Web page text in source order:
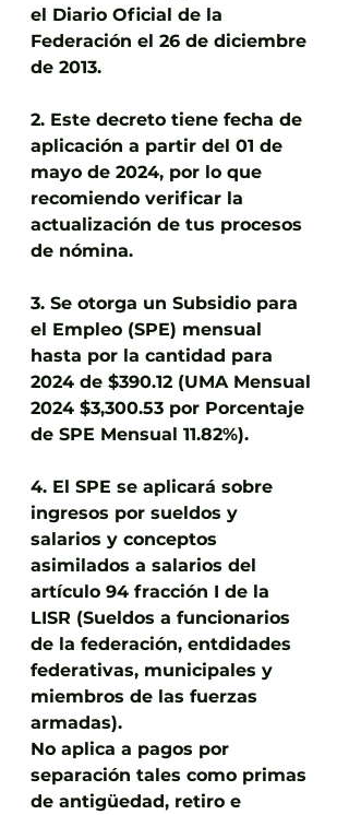
el Diario Oficial de la
Federación el 26 de diciembre
de 2013.
2. Este decreto tiene fecha de
aplicación a partir del 01 de
mayo de 2024, por lo que
recomiendo verificar la
actualización de tus procesos
de nómina.
3. Se otorga un Subsidio para
el Empleo (SPE) mensual
hasta por la cantidad para
2024 de $390.12 (UMA Mensual
2024 $3,300.53 por Porcentaje
de SPE Mensual 11.82%).
4. El SPE se aplicará sobre
ingresos por sueldos y
salarios y conceptos
asimilados a salarios del
artículo 94 fracción I de la
LISR (Sueldos a funcionarios
de la federación, entdidades
federativas, municipales y
miembros de las fuerzas
armadas).
No aplica a pagos por
separación tales como primas
de antigüedad, retiro e